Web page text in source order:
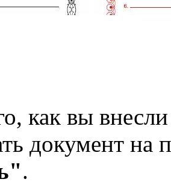
как вы
документ
.